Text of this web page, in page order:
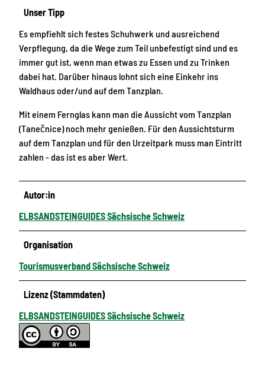
Unser Tipp
Es empfiehlt sich festes Schuhwerk und ausreichend
Verpflegung, da die Wege zum Teil unbefestigt sind und es
immer gut ist, wenn man etwas zu Essen und zu Trinken
dabei hat. Darüber hinaus lohnt sich eine Einkehr ins
Waldhaus oder/und auf dem Tanzplan.
Mit einem Fernglas kann man die Aussicht vom Tanzplan
(Tanečnice) noch mehr genießen. Für den Aussichtsturm
auf dem Tanzplan und für den Urzeitpark muss man Eintritt
zahlen - das ist es aber Wert.
Autor:in
ELBSANDSTEINGUIDES Sächsische Schweiz
Organisation
Tourismusverband Sächsische Schweiz
Lizenz (Stammdaten)
ELBSANDSTEINGUIDES Sächsische Schweiz